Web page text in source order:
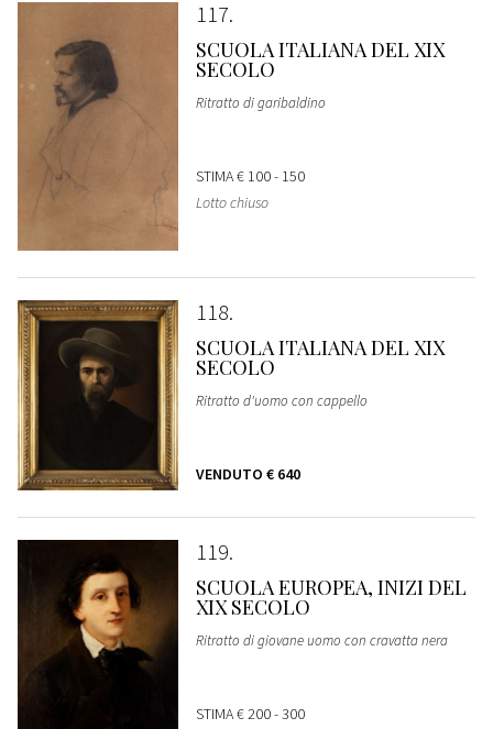
117
SCUOLA ITALIANA DEL XIX
SECOLO
Ritratto di garibaldino
STIMA€ 100 - 150
Lotto chiuso
118
SCUOLA ITALIANA DEL XIX
SECOLO
Ritratto d'uomo con cappello
VENDUTO € 640
119
SCUOLA EUROPEA, INIZI DEL
XIX SECOLO
Ritratto di giovane uomo con cravatta nera
STIMA€ 200 - 300